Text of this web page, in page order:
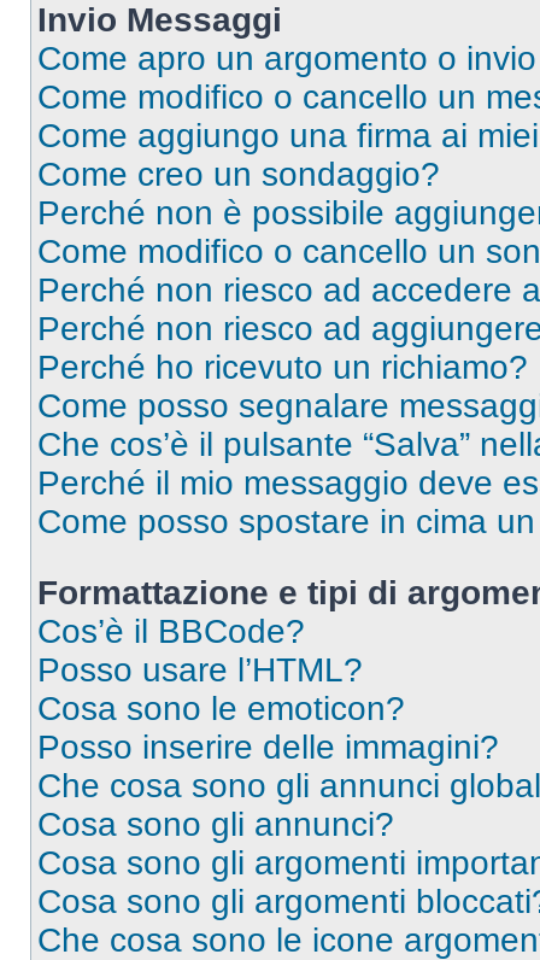
Invio Messaggi
Come apro un argomento o
Come modifico o cancello un
Come aggiungo una firma ai
Come creo un sondaggio?
Perché non è possibile
Come modifico o cancello un
Perché non riesco ad accedere
Perché non riesco ad
Perché ho ricevuto un richiamo?
Come posso segnalare
Che cos’è il pulsante “Salva”
Perché il mio messaggio deve
Come posso spostare in cima
Formattazione e tipi di
Cos’è il BBCode?
Posso usare l’HTML?
Cosa sono le emoticon?
Posso inserire delle immagini?
Che cosa sono gli annunci
Cosa sono gli annunci?
Cosa sono gli argomenti
Cosa sono gli argomenti
Che cosa sono le icone